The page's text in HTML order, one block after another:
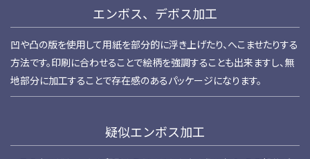
エンボス、デボス加工
凹や凸の版を使用して用紙を部分的に浮き上げたり、へこませたりする
方法です。印刷に合わせることで絵柄を強調することも出来ますし、無
地部分に加工することで存在感のあるパッケージになります。
疑似エンボス加工